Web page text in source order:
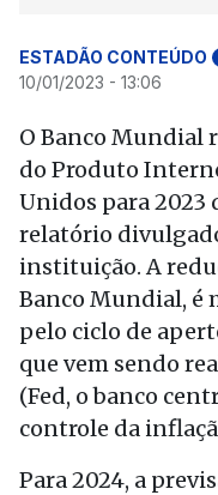
ESTADÃO CONTEÚDO
10/01/2023 - 13:06
O Banco Mundial
do Produto
Unidos para 2023
relatório
instituição. A
Banco Mundial,
pelo ciclo de
que vem sendo
(Fed, o banco
controle da
Para 2024, a